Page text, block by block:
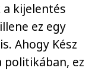
kijelentés
ez egy
Ahogy Kész
ez